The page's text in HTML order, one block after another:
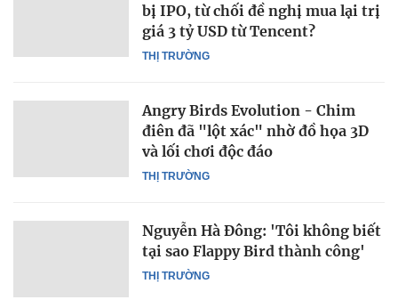
THỊ TRƯỜNG
bị IPO, từ chối đề nghị mua lại trị
giá 3 tỷ USD từ Tencent?
THỊ TRƯỜNG
Angry Birds Evolution - Chim
điên đã "lột xác" nhờ đồ họa 3D
và lối chơi độc đáo
THỊ TRƯỜNG
Nguyễn Hà Đông: 'Tôi không biết
tại sao Flappy Bird thành công'